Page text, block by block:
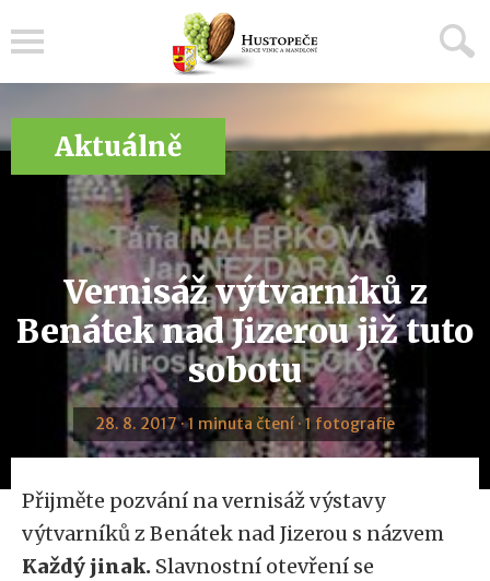
Aktuálně
Vernisáž výtvarníků z
Benátek nad Jizerou již tuto
sobotu
28. 8. 2017 · 1 minuta čtení · 1 fotografie
Přijměte pozvání na vernisáž výstavy
výtvarníků z Benátek nad Jizerou s názvem
Každý jinak. Slavnostní otevření se